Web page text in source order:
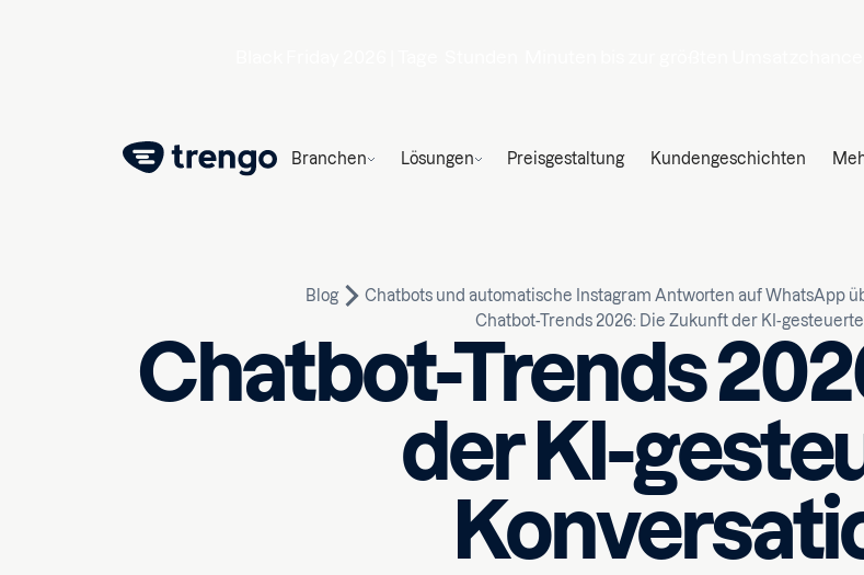
Branchen Lösungen Preisgestaltung Kundengeschichten
Blog
Chatbots und automatische Instagram Antworten auf WhatsApp
Chatbot-Trends 2026: Die Zukunft der KI-
Chatbot-Trends
der KI-
min lesen
Geschrieben von
Huseyn